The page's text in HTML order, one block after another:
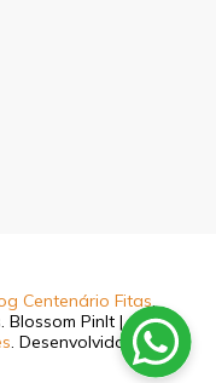
Centenário Fitas.
Blossom PinIt |
. Desenvolvido por